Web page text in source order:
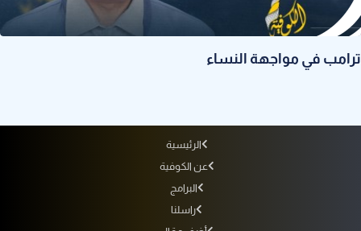
ترامب في مواجهة النساء
الرئيسية
عن الكوفية
البرامج
راسلنا